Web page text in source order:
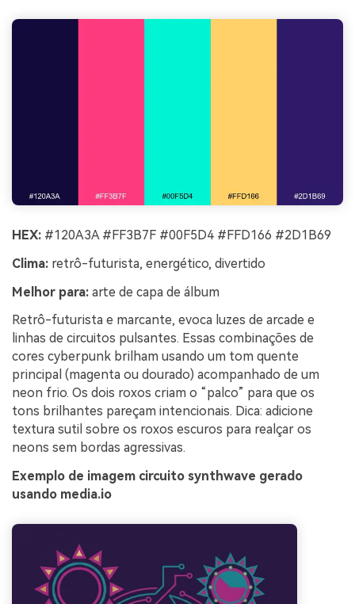
HEX: #120A3A #FF3B7F #00F5D4 #FFD166 #2D1B69
Clima: retrô-futurista, energético, divertido
Melhor para: arte de capa de álbum
Retrô-futurista e marcante, evoca luzes de arcade e
linhas de circuitos pulsantes. Essas combinações de
cores cyberpunk brilham usando um tom quente
principal (magenta ou dourado) acompanhado de um
neon frio. Os dois roxos criam o “palco” para que os
tons brilhantes pareçam intencionais. Dica: adicione
textura sutil sobre os roxos escuros para realçar os
neons sem bordas agressivas.
Exemplo de imagem circuito synthwave gerado
usando media.io